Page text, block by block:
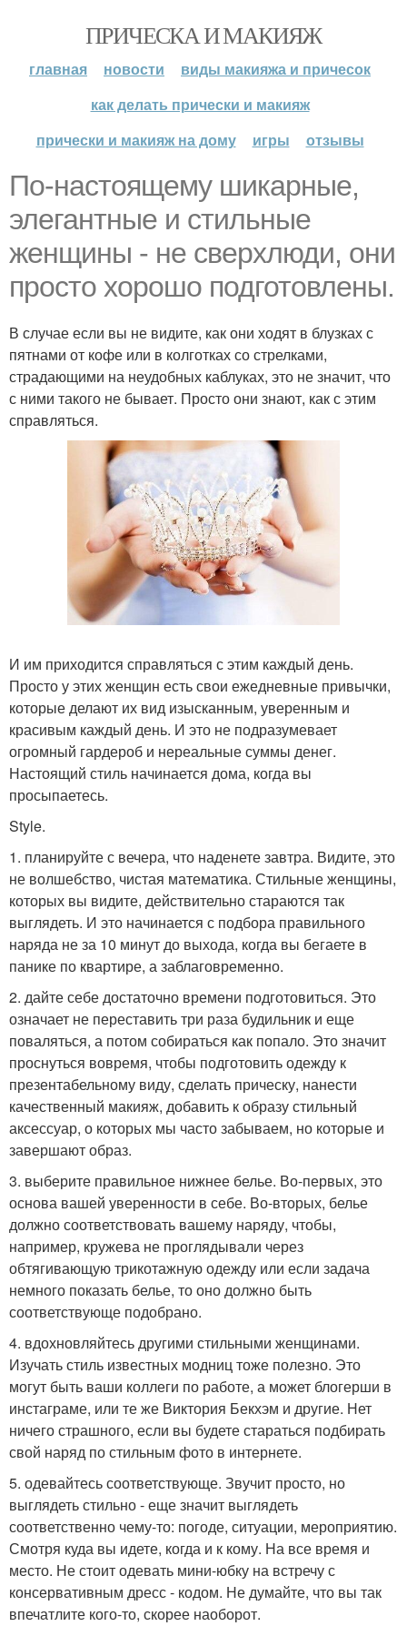
ПРИЧЕСКА И МАКИЯЖ
главная новости
виды макияжа и причесок
как делать прически и макияж
прически и макияж на дому
игры отзывы
По-настоящему шикарные,
элегантные и стильные
женщины - не сверхлюди, они
просто хорошо подготовлены.
В случае если вы не видите, как они ходят в блузках с
пятнами от кофе или в колготках со стрелками,
страдающими на неудобных каблуках, это не значит, что
с ними такого не бывает. Просто они знают, как с этим
справляться.
И им приходится справляться с этим каждый день.
Просто у этих женщин есть свои ежедневные привычки,
которые делают их вид изысканным, уверенным и
красивым каждый день. И это не подразумевает
огромный гардероб и нереальные суммы денег.
Настоящий стиль начинается дома, когда вы
просыпаетесь.
Style.
1. планируйте с вечера, что наденете завтра. Видите, это
не волшебство, чистая математика. Стильные женщины,
которых вы видите, действительно стараются так
выглядеть. И это начинается с подбора правильного
наряда не за 10 минут до выхода, когда вы бегаете в
панике по квартире, а заблаговременно.
2. дайте себе достаточно времени подготовиться. Это
означает не переставить три раза будильник и еще
поваляться, а потом собираться как попало. Это значит
проснуться вовремя, чтобы подготовить одежду к
презентабельному виду, сделать прическу, нанести
качественный макияж, добавить к образу стильный
аксессуар, о которых мы часто забываем, но которые и
завершают образ.
3. выберите правильное нижнее белье. Во-первых, это
основа вашей уверенности в себе. Во-вторых, белье
должно соответствовать вашему наряду, чтобы,
например, кружева не проглядывали через
обтягивающую трикотажную одежду или если задача
немного показать белье, то оно должно быть
соответствующе подобрано.
4. вдохновляйтесь другими стильными женщинами.
Изучать стиль известных модниц тоже полезно. Это
могут быть ваши коллеги по работе, а может блогерши в
инстаграме, или те же Виктория Бекхэм и другие. Нет
ничего страшного, если вы будете стараться подбирать
свой наряд по стильным фото в интернете.
5. одевайтесь соответствующе. Звучит просто, но
выглядеть стильно - еще значит выглядеть
соответственно чему-то: погоде, ситуации, мероприятию.
Смотря куда вы идете, когда и к кому. На все время и
место. Не стоит одевать мини-юбку на встречу с
консервативным дресс - кодом. Не думайте, что вы так
впечатлите кого-то, скорее наоборот.